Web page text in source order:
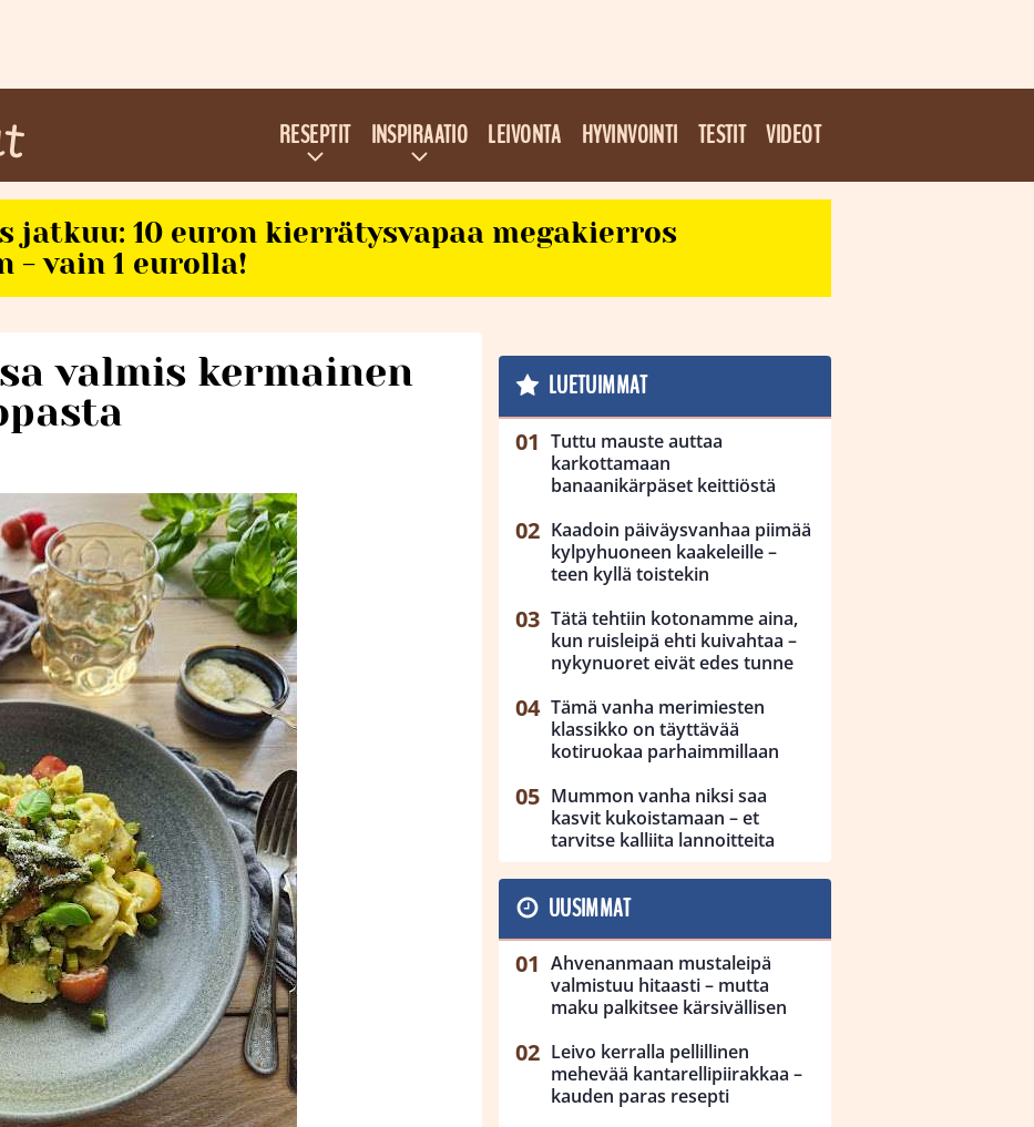
RESEPTIT INSPIRAATIO LEIVONTA HYVINVOINTI TESTIT VIDEOT
jatkuu: 10 euron kierrätysvapaa megakierros
- vain 1 eurolla!
valmis kermainen
LUETUIMMAT
Tuttu mauste auttaa
karkottamaan
banaanikärpäset keittiöstä
Kaadoin päiväysvanhaa piimää
kylpyhuoneen kaakeleille –
teen kyllä toistekin
Tätä tehtiin kotonamme aina,
kun ruisleipä ehti kuivahtaa –
nykynuoret eivät edes tunne
Tämä vanha merimiesten
klassikko on täyttävää
kotiruokaa parhaimmillaan
Mummon vanha niksi saa
kasvit kukoistamaan – et
tarvitse kalliita lannoitteita
UUSIMMAT
Ahvenanmaan mustaleipä
valmistuu hitaasti – mutta
maku palkitsee kärsivällisen
Leivo kerralla pellillinen
mehevää kantarellipiirakkaa –
kauden paras resepti